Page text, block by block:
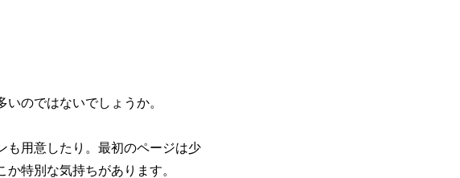
のではないでしょうか。
も用意したり。最初のページは少
特別な気持ちがあります。